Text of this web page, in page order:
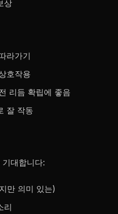
상
라가기
호작용
리듬 확립에 좋음
잘 작동
대합니다:
만 의미 있는)
리